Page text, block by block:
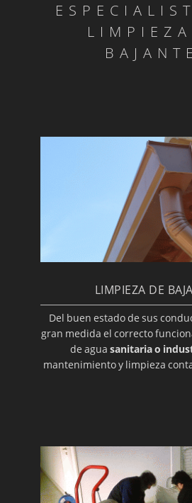
LIMPIEZA
LIMPIEZA DE
Del buen estado de sus
gran medida el correcto
de aguasanitaria o
mantenimiento y limpieza